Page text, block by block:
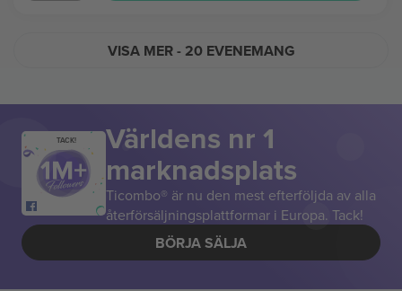
VISA MER- 20 EVENEMANG
TACK! Världens nr 1
marknadsplats
Ticombo® är nu den mest efterföljda av alla
återförsäljningsplattformar i Europa. Tack!
BÖRJA SÄLJA